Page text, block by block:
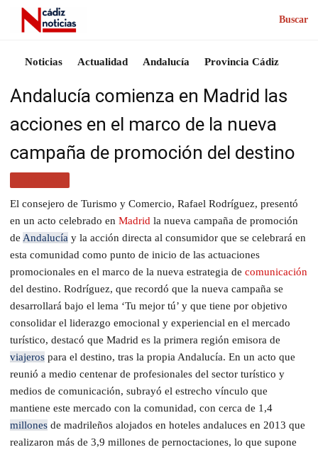
Buscar
Noticias Actualidad Andalucía Provincia Cádiz
Andalucía comienza en Madrid las
acciones en el marco de la nueva
campaña de promoción del destino
El consejero de Turismo y Comercio, Rafael Rodríguez, presentó
en un acto celebrado en Madrid la nueva campaña de promoción
de Andalucía y la acción directa al consumidor que se celebrará en
esta comunidad como punto de inicio de las actuaciones
promocionales en el marco de la nueva estrategia de comunicación
del destino. Rodríguez, que recordó que la nueva campaña se
desarrollará bajo el lema ‘Tu mejor tú’ y que tiene por objetivo
consolidar el liderazgo emocional y experiencial en el mercado
turístico, destacó que Madrid es la primera región emisora de
viajeros para el destino, tras la propia Andalucía. En un acto que
reunió a medio centenar de profesionales del sector turístico y
medios de comunicación, subrayó el estrecho vínculo que
mantiene este mercado con la comunidad, con cerca de 1,4
millones de madrileños alojados en hoteles andaluces en 2013 que
realizaron más de 3,9 millones de pernoctaciones, lo que supone